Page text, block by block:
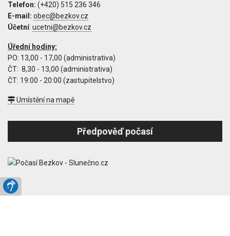
Telefon: (+420) 515 236 346
E-mail:
Účetní:
Úřední hodiny:
PO: 13,00 - 17,00 (administrativa)
ČT: 8,30 - 13,00 (administrativa)
ČT: 19:00 - 20:00 (zastupitelstvo)
Umístění na mapě
Předpověď počasí